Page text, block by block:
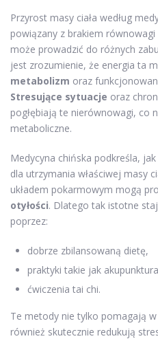
Przyrost masy ciała według
powiązany z brakiem równowagi
może prowadzić do różnych
jest zrozumienie, że energia ta
metabolizm oraz
Stresujące sytuacje oraz
pogłębiają te nierównowagi, co
metaboliczne.
Medycyna chińska podkreśla,
dla utrzymania właściwej masy
układem pokarmowym mogą
otyłości. Dlatego tak istotne
poprzez:
dobrze zbilansowaną dietę,
praktyki takie jak
ćwiczenia tai chi.
Te metody nie tylko pomagają
również skutecznie redukują